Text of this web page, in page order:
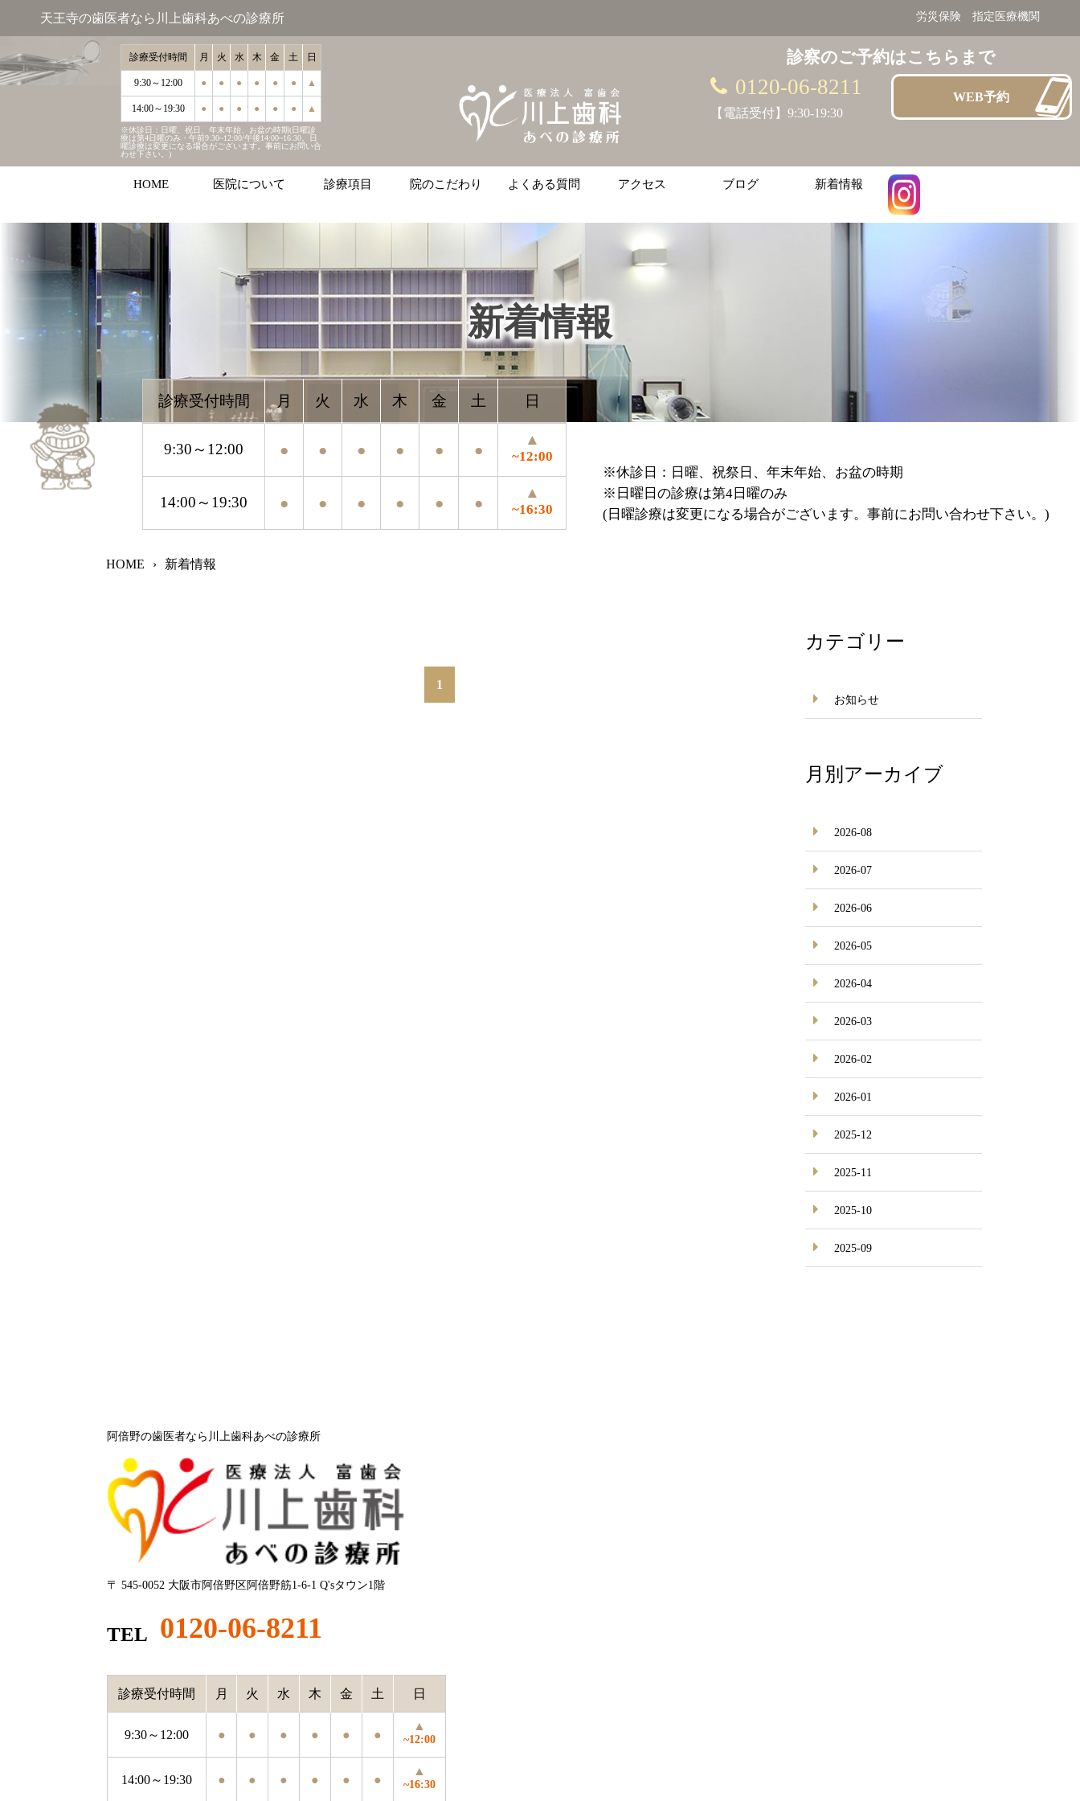
天王寺の歯医者なら川上歯科あべの診療所 労災保険 指定医療機関
診察のご予約はこちらまで
0120-06-8211
【電話受付】9:30-19:30
WEB予約
診療受付時間 月 火 水 木 金 土 日
9:30～12:00 ● ● ● ● ● ● ▲
14:00～19:30 ● ● ● ● ● ● ▲
※休診日：日曜、祝日、年末年始、お盆の時期(日曜診
療は第4日曜のみ・午前9:30~12:00/午後14:00~16:30。日
曜診療は変更になる場合がございます。事前にお問い合
わせ下さい。)
HOME 医院について 診療項目 院のこだわり よくある質問 アクセス ブログ 新着情報
新着情報
診療受付時間
9:30～12:00 ● ● ● ● ● ● ~12:00
14:00～19:30 ● ● ● ● ● ●
▲
~16:30
※休診日：日曜、祝祭日、年末年始、お盆の時期
※日曜日の診療は第4日曜のみ
HOME › 新着情報
1
カテゴリー
お知らせ
月別アーカイブ
2026-08
2026-07
2026-06
2026-05
2026-04
2026-03
2026-02
2026-01
2025-12
2025-11
2025-10
2025-09
阿倍野の歯医者なら川上歯科あべの診療所
〒 545-0052 大阪市阿倍野区阿倍野筋1-6-1 Q'sタウン1階
TEL 0120-06-8211
診療受付時間 月 火 水 木 金 土 日
9:30～12:00 ● ● ● ● ● ●
▲
~12:00
14:00～19:30 ● ● ● ● ● ●
▲
~16:30